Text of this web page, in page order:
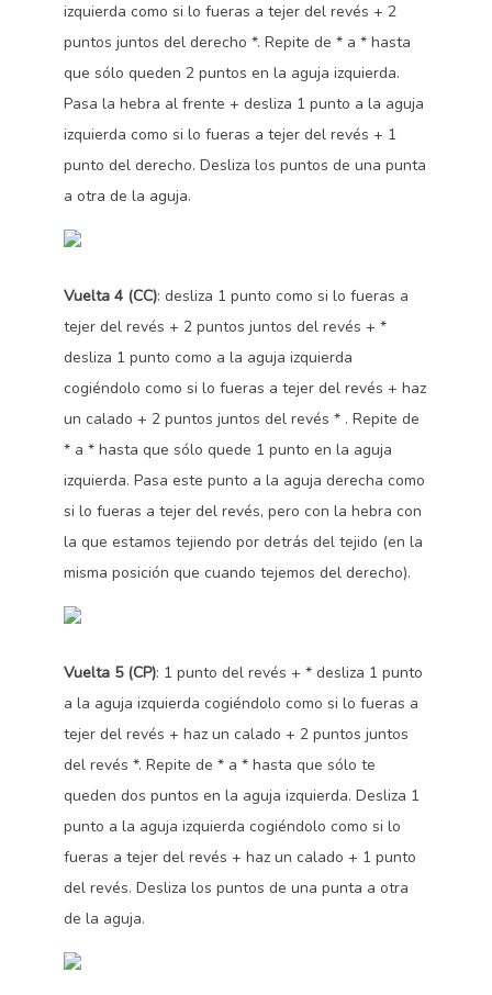
izquierda como si lo fueras a tejer del revés + 2
puntos juntos del derecho *. Repite de * a * hasta
que sólo queden 2 puntos en la aguja izquierda.
Pasa la hebra al frente + desliza 1 punto a la aguja
izquierda como si lo fueras a tejer del revés + 1
punto del derecho. Desliza los puntos de una punta
a otra de la aguja.
Vuelta 4 (CC): desliza 1 punto como si lo fueras a
tejer del revés + 2 puntos juntos del revés + *
desliza 1 punto como a la aguja izquierda
cogiéndolo como si lo fueras a tejer del revés + haz
un calado + 2 puntos juntos del revés * . Repite de
* a * hasta que sólo quede 1 punto en la aguja
izquierda. Pasa este punto a la aguja derecha como
si lo fueras a tejer del revés, pero con la hebra con
la que estamos tejiendo por detrás del tejido (en la
misma posición que cuando tejemos del derecho).
Vuelta 5 (CP): 1 punto del revés + * desliza 1 punto
a la aguja izquierda cogiéndolo como si lo fueras a
tejer del revés + haz un calado + 2 puntos juntos
del revés *. Repite de * a * hasta que sólo te
queden dos puntos en la aguja izquierda. Desliza 1
punto a la aguja izquierda cogiéndolo como si lo
fueras a tejer del revés + haz un calado + 1 punto
del revés. Desliza los puntos de una punta a otra
de la aguja.